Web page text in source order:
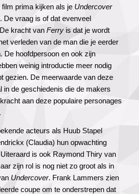
prima kijken als je Undercover
De vraag is of dat evenveel
kracht van Ferryis dat je wordt
verleden van de man die je eerder
De hoofdpersoon en ook zijn
weinig introductie meer nodig
gezien. De meerwaarde van deze
in de geschiedenis die de makers
aan deze populaire personages
acteurs als Huub Stapel
(Claudia) hun opwachting
is ook Raymond Thiry van
zijn rol is nog niet zo groot als in
Undercover. Frank Lammers zien
coupe om te onderstrepen dat